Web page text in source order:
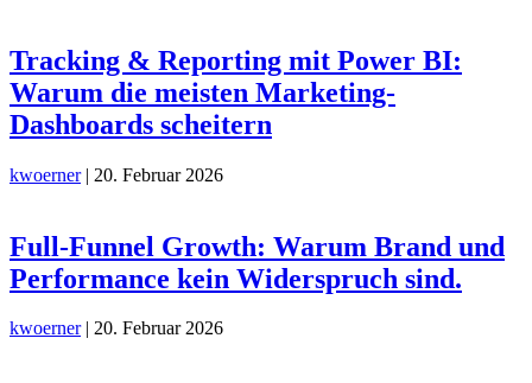
Tracking & Reporting mit Power BI:
Warum die meisten Marketing-
Dashboards scheitern
kwoerner | 20. Februar 2026
Full-Funnel Growth: Warum Brand und
Performance kein Widerspruch sind.
kwoerner | 20. Februar 2026